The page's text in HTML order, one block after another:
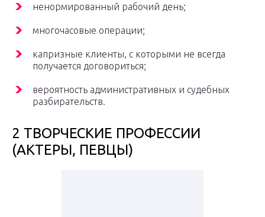
ненормированный рабочий день;
многочасовые операции;
капризные клиенты, с которыми не всегда
получается договориться;
вероятность административных и судебных
разбирательств.
2 ТВОРЧЕСКИЕ ПРОФЕССИИ
(АКТЕРЫ, ПЕВЦЫ)